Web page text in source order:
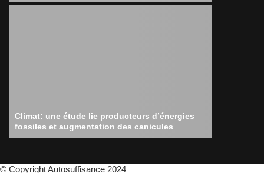
Climat: une étude lie producteurs d’énergies
fossiles et augmentation des canicules
© Copyright Autosuffisance 2024